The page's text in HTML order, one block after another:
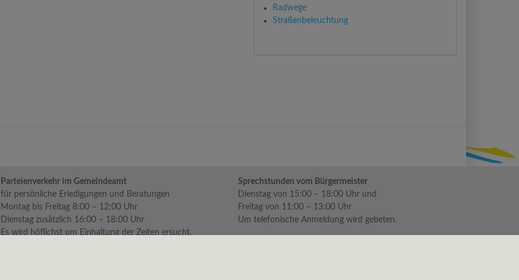
Radwege
Straßenbeleuchtung
Parteienverkehr im Gemeindeamt
für persönliche Erledigungen und Beratungen
Montag bis Freitag 8:00 – 12:00 Uhr
Dienstag zusätzlich 16:00 – 18:00 Uhr
Es wird höflichst um Einhaltung der Zeiten ersucht.
Sprechstunden vom Bürgermeister
Dienstag von 15:00 – 18:00 Uhr und
Freitag von 11:00 – 13:00 Uhr
Um telefonische Anmeldung wird gebeten.